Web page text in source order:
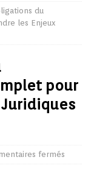
du
les Enjeux
pour
fermés